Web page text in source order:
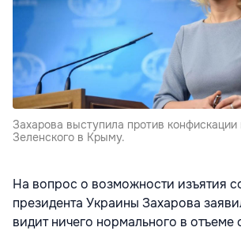
Захарова выступила против
Зеленского в Крыму.
На вопрос о возможности изъятия
президента Украины Захарова
видит ничего нормального в отъеме